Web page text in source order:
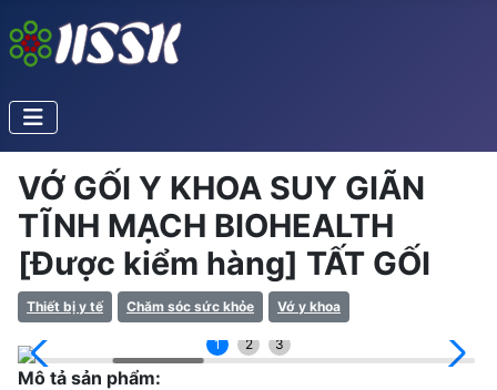
VỚ GỐI Y KHOA SUY GIÃN
TĨNH MẠCH BIOHEALTH
[Được kiểm hàng] TẤT GỐI
Thiết bị y tế Chăm sóc sức khỏe Vớ y khoa
1 2 3
Mô tả sản phẩm: